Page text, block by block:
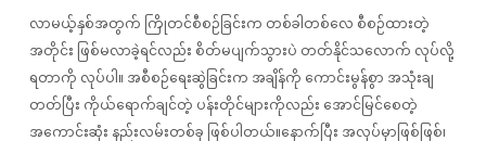
လာမယ့်နှစ်အတွက် ကြိုတင်စီစဉ်ခြင်းက တစ်ခါတစ်လေ စီစဉ်ထားတဲ့
အတိုင်း ဖြစ်မလာခဲ့ရင်လည်း စိတ်မပျက်သွားပဲ တတ်နိုင်သလောက် လုပ်လို့
ရတာကို လုပ်ပါ။ အစီစဉ်ရေးဆွဲခြင်းက အချိန်ကို ကောင်းမွန်စွာ အသုံးချ
တတ်ပြီး ကိုယ်ရောက်ချင်တဲ့ ပန်းတိုင်များကိုလည်း အောင်မြင်စေတဲ့
အကောင်းဆုံး နည်းလမ်းတစ်ခု ဖြစ်ပါတယ်။နောက်ပြီး အလုပ်မှာဖြစ်ဖြစ်၊